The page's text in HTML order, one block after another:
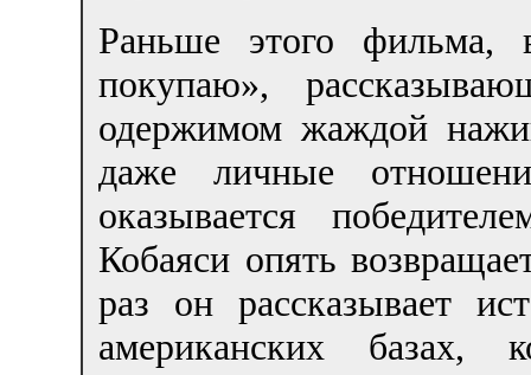
Раньше этого
покупаю»,
одержимом жаждой
даже личные
оказывается
Кобаяси опять
раз он рассказывает
американских базах,